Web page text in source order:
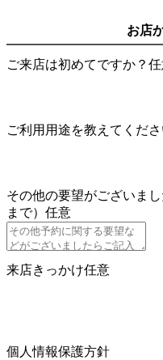
お店
ご来店は初めてですか？
ご利用用途を教えてくださ
その他の要望がございま
まで） 任意
来店きっかけ任意
個人情報保護方針